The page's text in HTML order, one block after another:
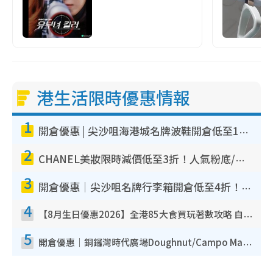
港生活限時優惠情報
1 開倉優惠 | 尖沙咀海港城名牌波鞋開倉低至1折！On鞋$899起／Joy&Peace鞋履$98起
2 CHANEL美妝限時減價低至3折！人氣粉底/唇膏/精華液低至$275！COCO香水都有平
3 開倉優惠｜尖沙咀名牌行李箱開倉低至4折！一連5日 American Tourister/ace./Hallmark $200起！
4 【8月生日優惠2026】全港85大食買玩著數攻略 自助餐/火鍋放題同行免費＋誠品/DONKI送現金券
5 開倉優惠｜銅鑼灣時代廣場Doughnut/Campo Marzio開倉低至1折！背囊、書包、手袋劈價$200起